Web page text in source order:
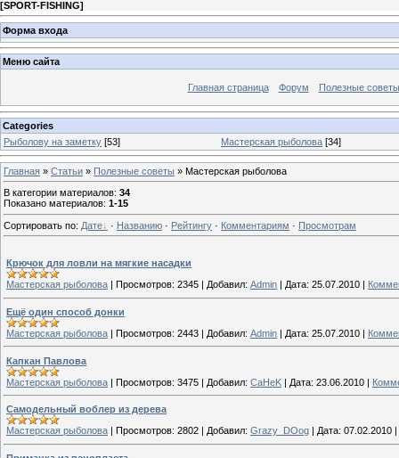
[SPORT-FISHING]
Форма входа
Меню сайта
Главная страница Форум Полезные советы
Categories
Рыболову на заметку [53] Мастерская рыболова [34]
Главная » Статьи » Полезные советы » Мастерская рыболова
В категории материалов: 34
Показано материалов: 1-15
Сортировать по: Дате · Названию · Рейтингу · Комментариям · Просмотрам
Крючок для ловли на мягкие насадки
Мастерская рыболова
Просмотров: 2345 Добавил: Admin Дата: 25.07.2010
Ещё один способ донки
Мастерская рыболова | Просмотров: 2443 | Добавил: Admin | Дата: 25.07.2010 |
Капкан Павлова
Мастерская рыболова | Просмотров: 3475 | Добавил: CaHeK | Дата: 23.06.2010 |
Самодельный воблер из дерева
Мастерская рыболова
Просмотров: 2802 Добавил: Grazy_DOog Дата: 07.02.2010